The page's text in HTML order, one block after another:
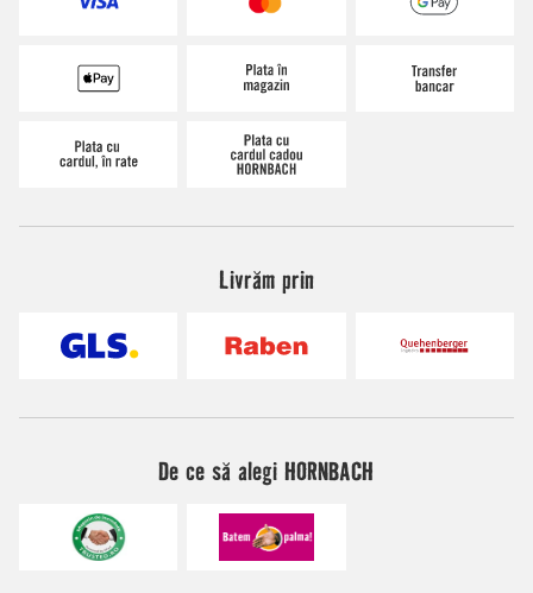
Livrăm prin
De ce să alegi HORNBACH